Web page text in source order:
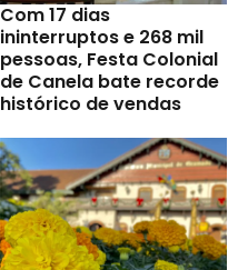
Com 17 dias
ininterruptos e 268 mil
pessoas, Festa Colonial
de Canela bate recorde
histórico de vendas